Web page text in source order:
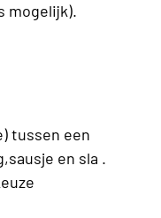
mogelijk).
tussen een
en sla .